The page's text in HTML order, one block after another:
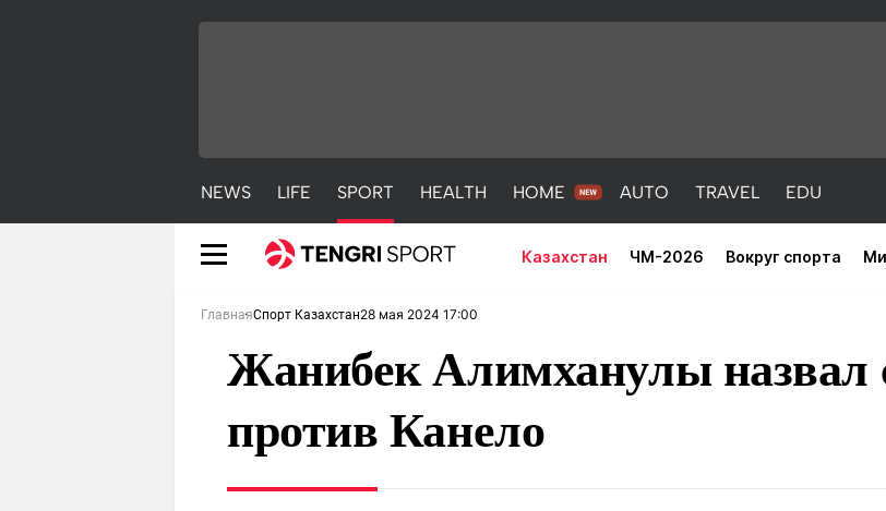
NEWS LIFE SPORT HEALTH HOME AUTO TRAVEL EDU
Казахстан ЧМ-2026 Вокруг спорта
ГлавнаяСпорт Казахстан28 мая 2024 17:00
Жанибек Алимханулы назвал
против Канело